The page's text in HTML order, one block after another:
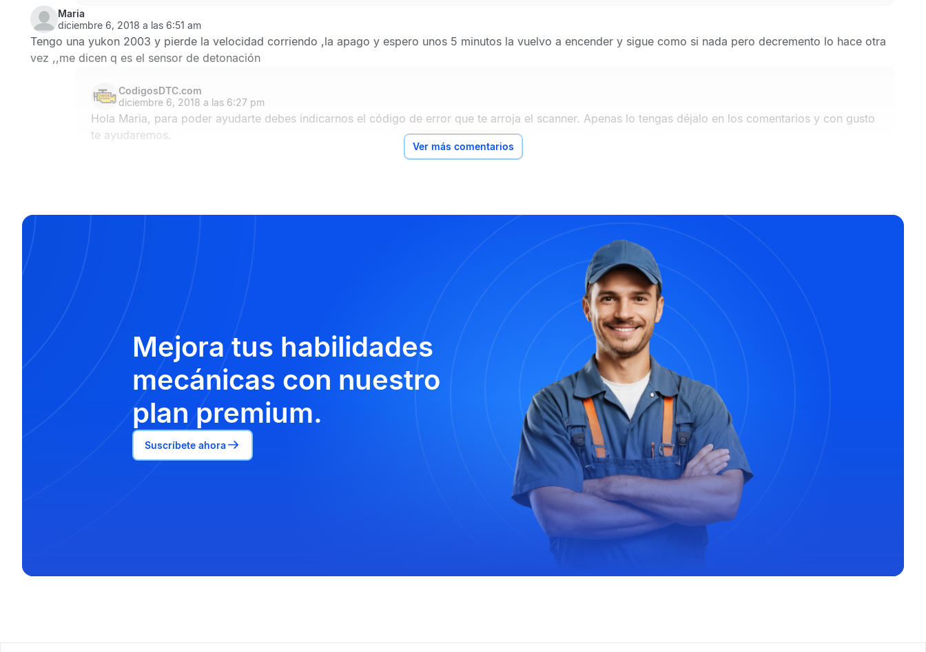
Maria
diciembre 6, 2018 a las 6:51 am
Tengo una yukon 2003 y pierde la velocidad corriendo ,la apago y espero unos 5 minutos la vuelvo a encender y sigue como si nada pero decremento lo hace otra
vez ,,me dicen q es el sensor de detonación
CodigosDTC.com
diciembre 6, 2018 a las 6:27 pm
Hola Maria, para poder ayudarte debes indicarnos el código de error que te arroja el scanner. Apenas lo tengas déjalo en los comentarios y con gusto
te ayudaremos.
Ver más comentarios
Mejora tus habilidades
mecánicas con nuestro
plan premium.
Suscríbete ahora